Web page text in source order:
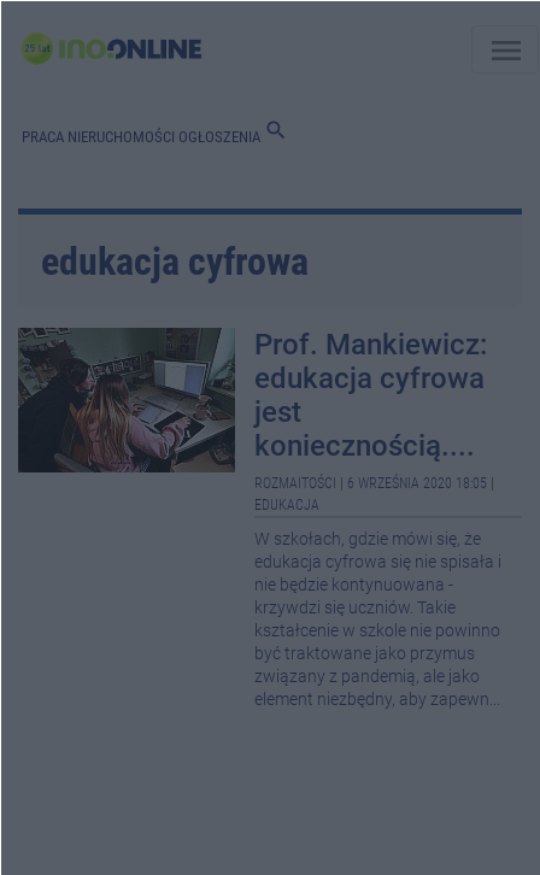
menu
PRACA NIERUCHOMOŚCI OGŁOSZENIA search
edukacja cyfrowa
Prof. Mankiewicz:
edukacja cyfrowa
jest
koniecznością....
ROZMAITOŚCI 6 WRZEŚNIA 2020 18:05
EDUKACJA
W szkołach, gdzie mówi się, że
edukacja cyfrowa się nie spisała i
nie będzie kontynuowana -
krzywdzi się uczniów. Takie
kształcenie w szkole nie powinno
być traktowane jako przymus
związany z pandemią, ale jako
element niezbędny, aby zapewn...